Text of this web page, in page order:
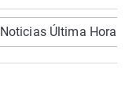
Noticias Última Hora